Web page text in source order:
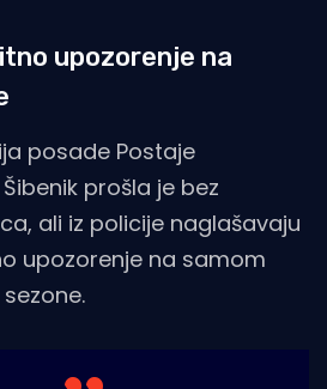
upozorenje na
posade Postaje
prošla je bez
ali iz policije naglašavaju
upozorenje na samom